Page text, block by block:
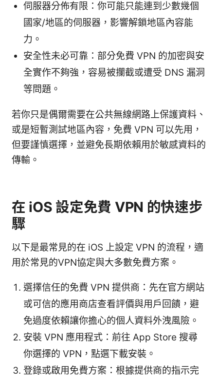
伺服器分佈有限：你可能只能連到少數幾個
國家/地區的伺服器，影響解鎖地區內容能
力。
安全性未必可靠：部分免費 VPN 的加密與安
全實作不夠強，容易被攔截或遭受 DNS 漏洞
等問題。
若你只是偶爾需要在公共無線網路上保護資料、
或是短暫測試地區內容，免費 VPN 可以先用，
但要謹慎選擇，並避免長期依賴用於敏感資料的
傳輸。
在 iOS 設定免費 VPN 的快速步
驟
以下是最常見的在 iOS 上設定 VPN 的流程，適
用於常見的VPN協定與大多數免費方案。
選擇信任的免費 VPN 提供商：先在官方網站
或可信的應用商店查看評價與用戶回饋，避
免過度依賴讓你擔心的個人資料外洩風險。
安裝 VPN 應用程式：前往 App Store 搜尋
你選擇的 VPN，點選下載安裝。
登錄或啟用免費方案：根據提供商的指示完